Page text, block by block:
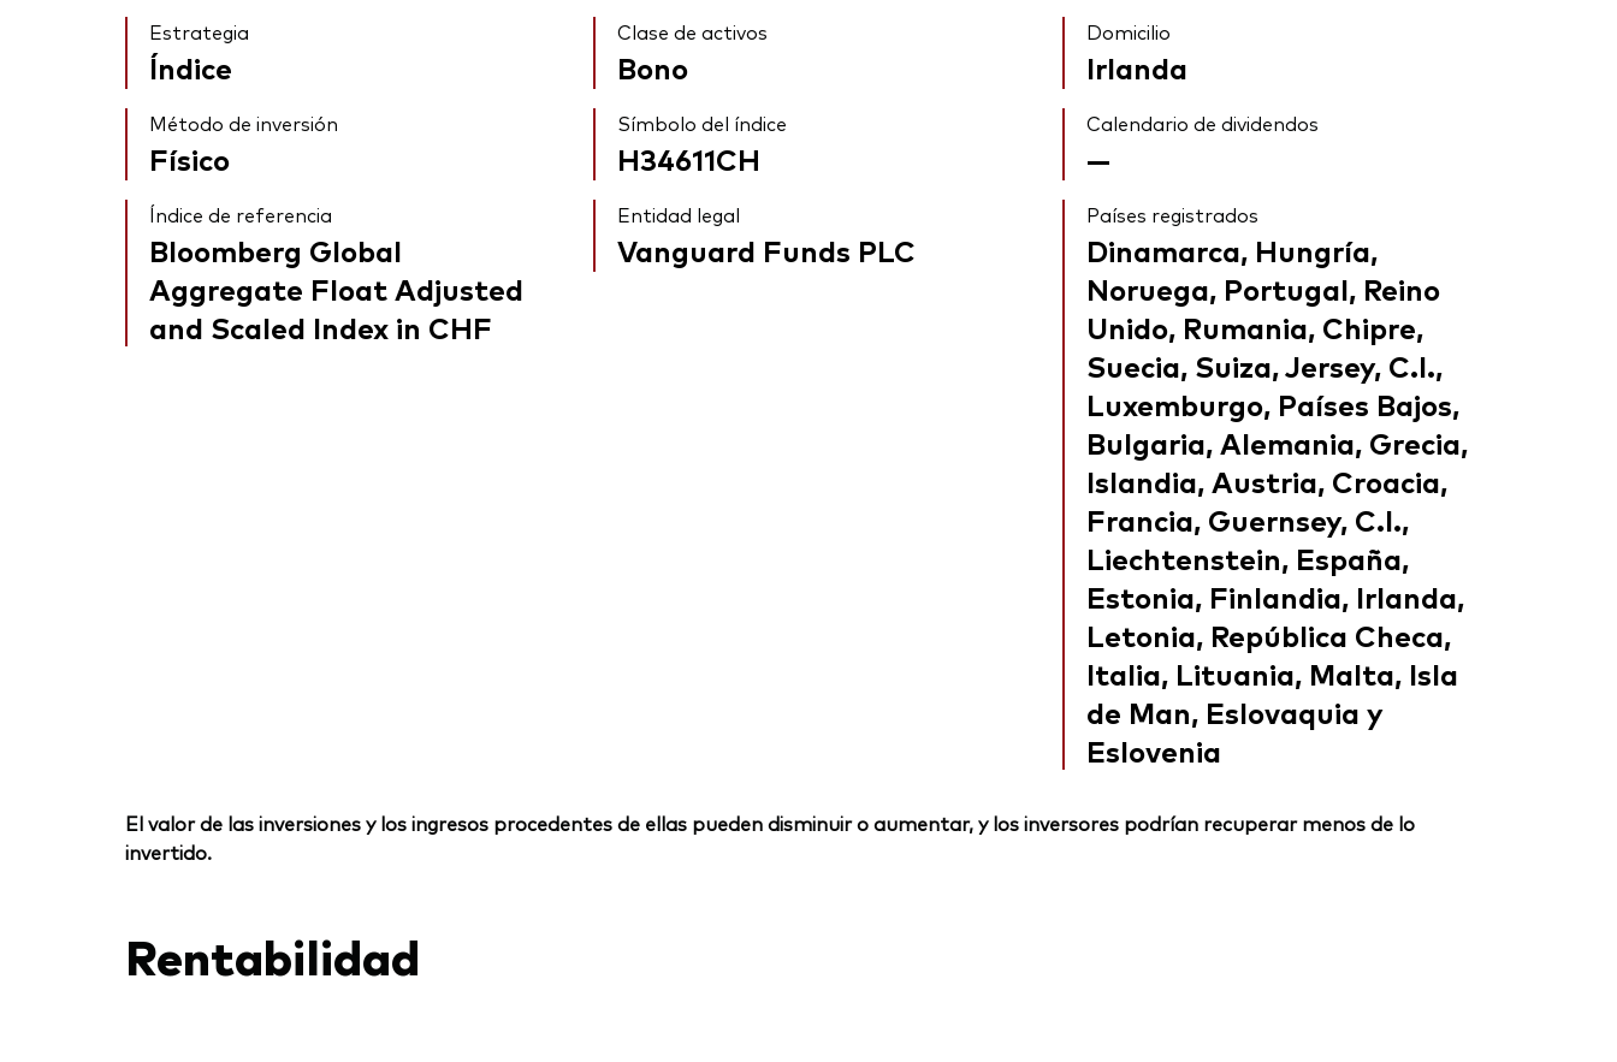
Estrategia
Índice
Clase de activos
Bono
Domicilio
Irlanda
Método de inversión
Físico
Símbolo del índice
H34611CH
Calendario de dividendos
—
Índice de referencia
Bloomberg Global
Aggregate Float Adjusted
and Scaled Index in CHF
Entidad legal
Vanguard Funds PLC
Países registrados
Dinamarca, Hungría,
Noruega, Portugal, Reino
Unido, Rumania, Chipre,
Suecia, Suiza, Jersey, C.I.,
Luxemburgo, Países Bajos,
Bulgaria, Alemania, Grecia,
Islandia, Austria, Croacia,
Francia, Guernsey, C.I.,
Liechtenstein, España,
Estonia, Finlandia, Irlanda,
Letonia, República Checa,
Italia, Lituania, Malta, Isla
de Man, Eslovaquia y
Eslovenia
El valor de las inversiones y los ingresos procedentes de ellas pueden disminuir o aumentar, y los inversores podrían recuperar menos de lo
invertido.
Rentabilidad